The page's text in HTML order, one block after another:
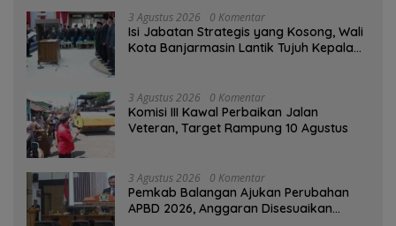
3 Agustus 2026 0 Komentar
Isi Jabatan Strategis yang Kosong, Wali
Kota Banjarmasin Lantik Tujuh Kepala
3 Agustus 2026 0 Komentar
Komisi III Kawal Perbaikan Jalan
Veteran, Target Rampung 10 Agustus
3 Agustus 2026 0 Komentar
Pemkab Balangan Ajukan Perubahan
APBD 2026, Anggaran Disesuaikan